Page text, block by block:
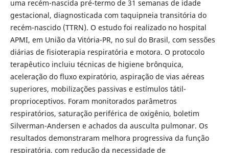
uma recém-nascida pré-termo de 31 semanas de idade
gestacional, diagnosticada com taquipneia transitória do
recém-nascido (TTRN). O estudo foi realizado no hospital
APMI, em União da Vitória-PR, no sul do Brasil, com sessões
diárias de fisioterapia respiratória e motora. O protocolo
terapêutico incluiu técnicas de higiene brônquica,
aceleração do fluxo expiratório, aspiração de vias aéreas
superiores, mobilizações passivas e estímulos tátil-
proprioceptivos. Foram monitorados parâmetros
respiratórios, saturação periférica de oxigênio, boletim
Silverman-Andersen e achados da ausculta pulmonar. Os
resultados demonstraram melhora progressiva da função
respiratória, com redução da necessidade de